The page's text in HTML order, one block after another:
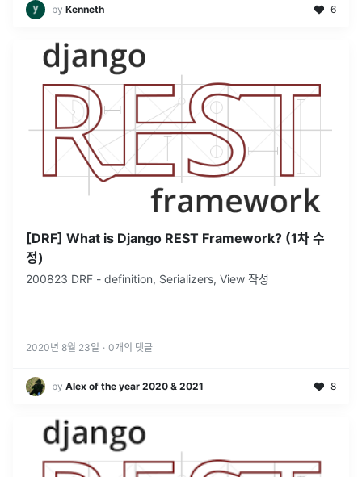
by Kenneth 6
[DRF] What is Django REST Framework? (1차 수
정)
200823 DRF - definition, Serializers, View 작성
2020년 8월 23일 · 0개의 댓글
by Alex of the year 2020 & 2021 8